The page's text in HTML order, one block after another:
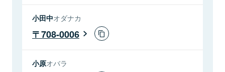
小田中オダナカ
708-0006
小原オバラ